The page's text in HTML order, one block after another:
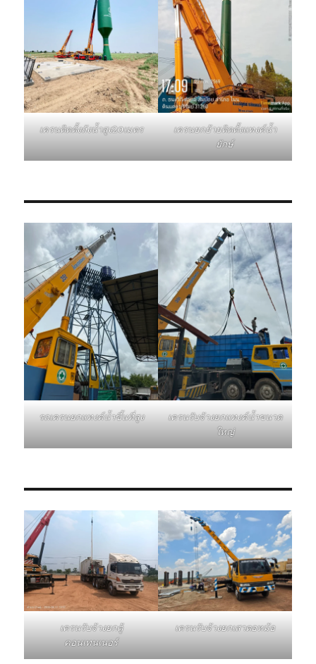
เครนติดตั้งถังน้ำสูง20เมตร
เครนยกย้ายติดตั้งแทงค์น้ำ
ยักษ์
รถเครนยกแทงค์น้ำขึ้นที่สูง
เครนรับจ้างยกแทงค์น้ำขนาด
ใหญ่
เครนรับจ้างยกตู้
คอนเทนเนอร์
เครนรับจ้างยกเสาตอหม้อ